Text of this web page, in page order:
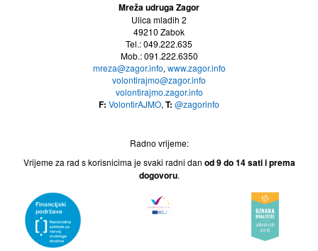
Mreža udruga Zagor
Ulica mladih 2
49210 Zabok
Tel.: 049.222.635
Mob.: 091.222.6350
mreza@zagor.info, www.zagor.info
volontirajmo@zagor.info
volontirajmo.zagor.info
F: VolontirAJMO, T: @zagorinfo
Radno vrijeme:
Vrijeme za rad s korisnicima je svaki radni dan od 9 do 14sati i prema
dogovoru.